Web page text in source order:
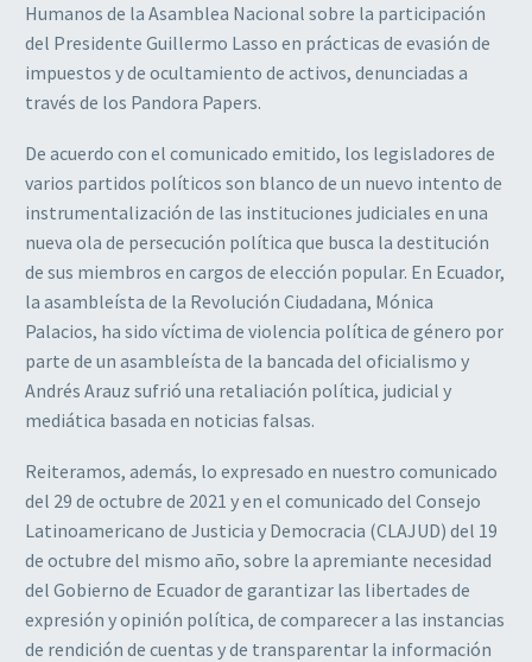
Humanos de la Asamblea Nacional sobre la participación
del Presidente Guillermo Lasso en prácticas de evasión de
impuestos y de ocultamiento de activos, denunciadas a
través de los Pandora Papers.
De acuerdo con el comunicado emitido, los legisladores de
varios partidos políticos son blanco de un nuevo intento de
instrumentalización de las instituciones judiciales en una
nueva ola de persecución política que busca la destitución
de sus miembros en cargos de elección popular. En Ecuador,
la asambleísta de la Revolución Ciudadana, Mónica
Palacios, ha sido víctima de violencia política de género por
parte de un asambleísta de la bancada del oficialismo y
Andrés Arauz sufrió una retaliación política, judicial y
mediática basada en noticias falsas.
Reiteramos, además, lo expresado en nuestro comunicado
del 29 de octubre de 2021 y en el comunicado del Consejo
Latinoamericano de Justicia y Democracia (CLAJUD) del 19
de octubre del mismo año, sobre la apremiante necesidad
del Gobierno de Ecuador de garantizar las libertades de
expresión y opinión política, de comparecer a las instancias
de rendición de cuentas y de transparentar la información